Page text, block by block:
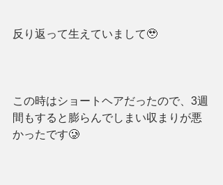
反り返って生えていまして🥹
この時はショートヘアだったので、3週
間もすると膨らんでしまい収まりが悪
かったです🥲